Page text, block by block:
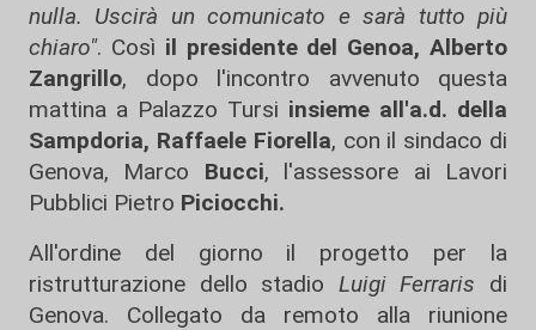
nulla. Uscirà un comunicato e sarà tutto più
chiaro". Così il presidente del Genoa, Alberto
Zangrillo, dopo l'incontro avvenuto questa
mattina a Palazzo Tursi insieme all'a.d. della
Sampdoria, Raffaele Fiorella, con il sindaco di
Genova, Marco Bucci, l'assessore ai Lavori
Pubblici Pietro Piciocchi.
All'ordine del giorno il progetto per la
ristrutturazione dello stadio Luigi Ferraris di
Genova. Collegato da remoto alla riunione